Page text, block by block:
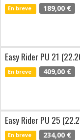
En breve 189,00 €
Easy Rider PU 21
En breve 409,00 €
Easy Rider PU 25
En breve 234,00 €